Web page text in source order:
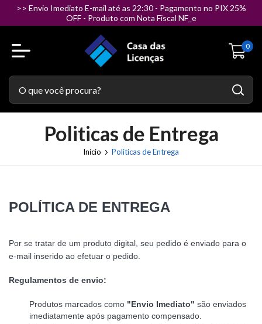
>> Envio Imediato E-mail até as 22:30 - Pagamento no PIX 25%
OFF - Produto com Nota Fiscal NF_e
0
Politicas de Entrega
Início Politicas de Entrega
POLÍTICA DE ENTREGA
Por se tratar de um produto digital, seu pedido é enviado para o
e-mail inserido ao efetuar o pedido.
Regulamentos de envio:
Produtos marcados como "Envio Imediato" são enviados
imediatamente após pagamento compensado.